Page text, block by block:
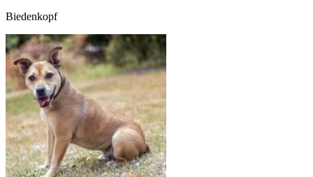
Biedenkopf